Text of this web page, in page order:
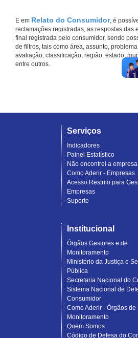
E em Relato do Consumidor, é
reclamações registradas, as respostas das
final registrada pelo consumidor, sendo
de filtros, tais como área, assunto,
avaliação, classificação, região, estado,
entre outros.
Serviços
Indicadores
Painel Estatístico
Não encontrei a empresa
Como Aderir - Empresas
Acesso Restrito para
Empresas
Suporte
Institucional
Órgãos Gestores e de
Monitoramento
Ministério da Justiça e
Pública
Secretaria Nacional do
Sistema Nacional de
Consumidor
Como Aderir - Órgãos de
Monitoramento
Quem Somos
Código de Defesa do